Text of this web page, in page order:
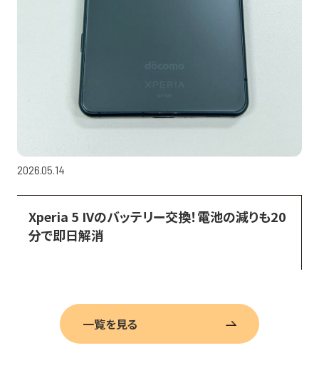
2026.05.14
Xperia 5 IVのバッテリー交換！電池の減りも20
分で即日解消
一覧を見る